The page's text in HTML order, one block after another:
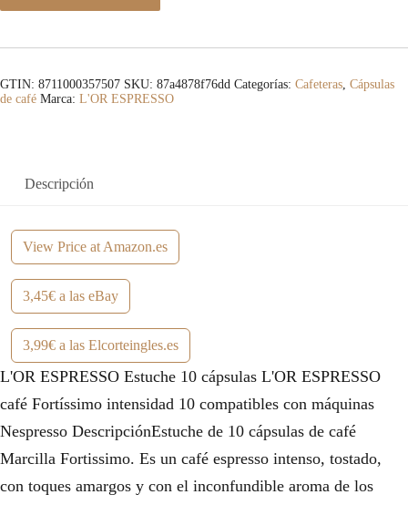
GTIN: 8711000357507 SKU: 87a4878f76dd Categorías: Cafeteras, Cápsulas
de café Marca: L'OR ESPRESSO
Descripción
View Price at Amazon.es
3,45€ a las eBay
3,99€ a las Elcorteingles.es
L'OR ESPRESSO Estuche 10 cápsulas L'OR ESPRESSO
café Fortíssimo intensidad 10 compatibles con máquinas
Nespresso DescripciónEstuche de 10 cápsulas de café
Marcilla Fortissimo. Es un café espresso intenso, tostado,
con toques amargos y con el inconfundible aroma de los